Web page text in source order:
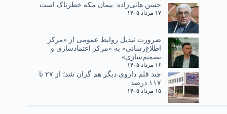
حسن هانی‌زاده: پیمان مکه خطرناک است
۱۷ مرداد ۱۴۰۵
ضرورت تبدیل روابط عمومی از «مرکز
اطلاع‌رسانی» به «مرکز اعتمادسازی و
تصمیم‌سازی»
۱۶ مرداد ۱۴۰۵
چند قلم داروی دیگر هم گران شد؛ از ۲۷ تا
۱۱۷ درصد
۱۵ مرداد ۱۴۰۵